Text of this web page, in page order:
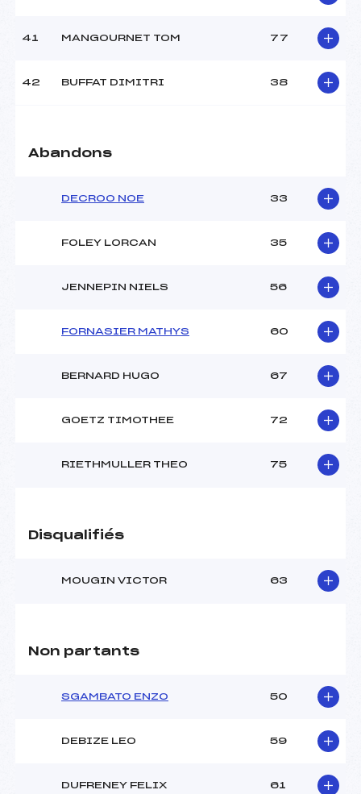
41 MANGOURNET TOM 77
42 BUFFAT DIMITRI 38
Abandons
DECROO NOE 33
FOLEY LORCAN 35
JENNEPIN NIELS 56
FORNASIER MATHYS 60
BERNARD HUGO 67
GOETZ TIMOTHEE 72
RIETHMULLER THEO 75
Disqualifiés
MOUGIN VICTOR 63
Non partants
SGAMBATO ENZO 50
DEBIZE LEO 59
DUFRENEY FELIX 61